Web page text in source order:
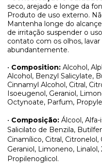
seco, arejado e longe da
Produto de uso externo.
Mantenha longe do
de irritação suspender o
contato com os olhos,
abundantemente.
• Composition: Alcohol,
Alcohol, Benzyl Salicylate,
Cinnamyl Alcohol, Citral,
Isoeugenol, Geraniol,
Octynoate, Parfum,
• Composição: Álcool,
Salicilato de Benzila,
Cinamílico, Citral,
Geraniol, Limoneno,
Propilenoglicol.